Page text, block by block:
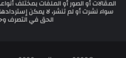
المقالات أو الصور أو الملفات بمختلف
سواء نشرت أو لم تنشر، لا يمكن
الحق في التصرف